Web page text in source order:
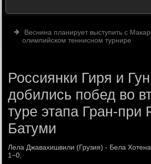
Веснина планирует выступить с
олимпийском теннисном турнире
Россиянки Гиря и
добились побед во
туре этапа Гран-при
Батуми
Лела Джавахишвили (Грузия) - Бела
1−0,